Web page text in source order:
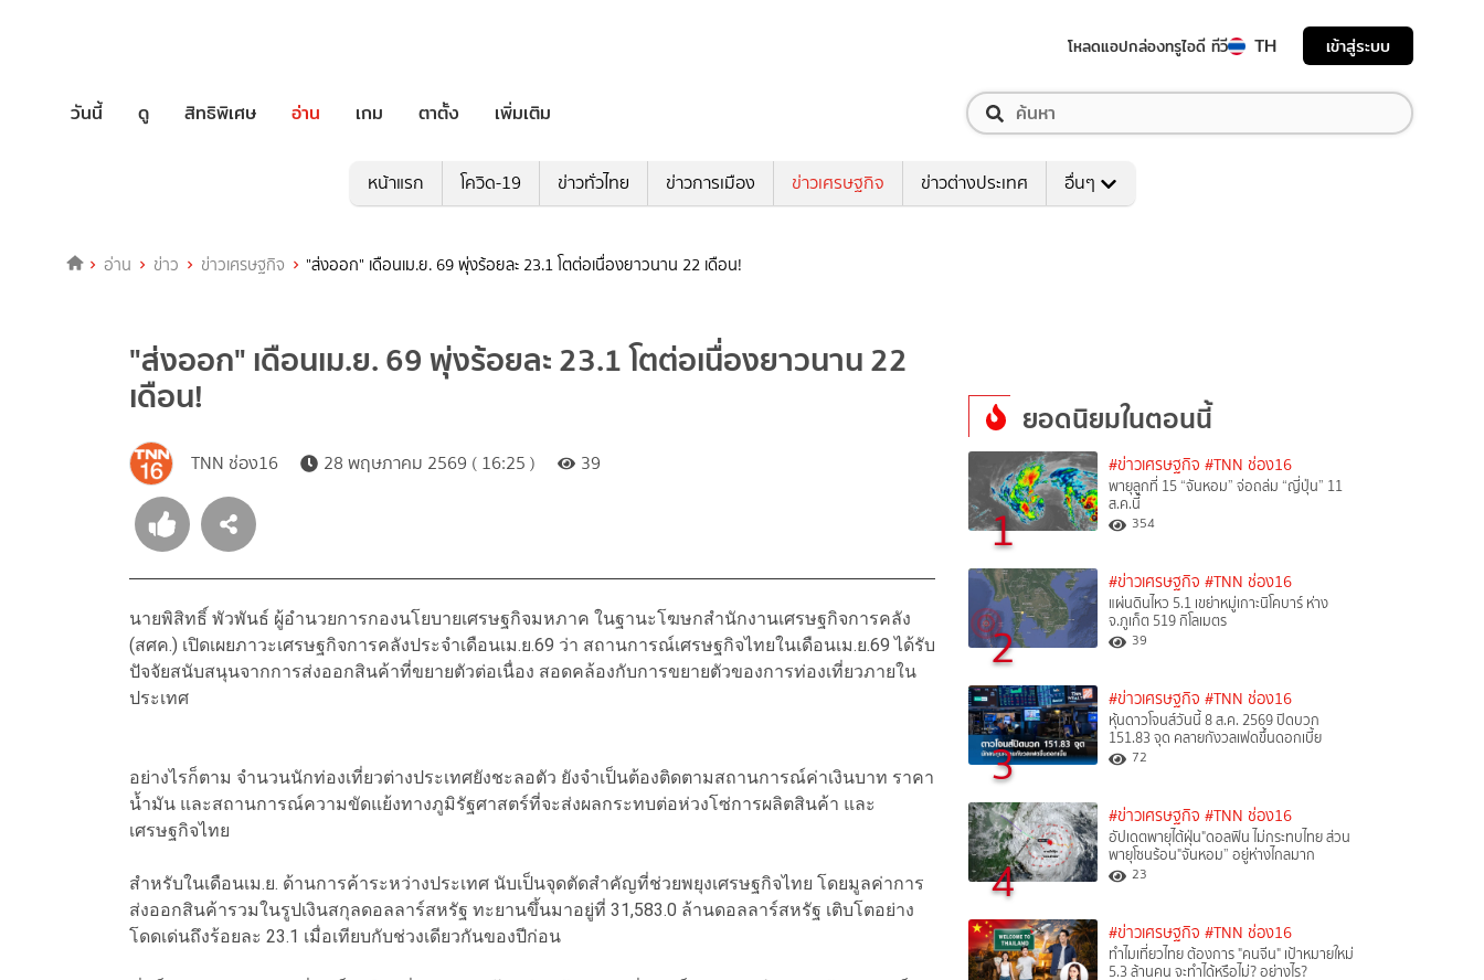
โหลดแอปกล่องทรูไอดี ทีวี TH เข้าสู่ระบบ
วันนี้ ดู สิทธิพิเศษ อ่าน เกม ตาตั้ง เพิ่มเติม
หน้าแรก โควิด-19 ข่าวทั่วไทย ข่าวการเมือง ข่าวเศรษฐกิจ ข่าวต่างประเทศ อื่นๆ
อ่าน ข่าว ข่าวเศรษฐกิจ "ส่งออก" เดือนเม.ย. 69 พุ่งร้อยละ 23.1 โตต่อเนื่องยาวนาน 22 เดือน!
"ส่งออก" เดือนเม.ย. 69 พุ่งร้อยละ 23.1 โตต่อเนื่องยาวนาน 22
เดือน!
TNN ช่อง16 28 พฤษภาคม 2569 ( 16:25 ) 39
นายพิสิทธิ์ พัวพันธ์ ผู้อำนวยการกองนโยบายเศรษฐกิจมหภาค ในฐานะโฆษกสำนักงานเศรษฐกิจการคลัง
(สศค.) เปิดเผยภาวะเศรษฐกิจการคลังประจำเดือนเม.ย.69 ว่า สถานการณ์เศรษฐกิจไทยในเดือนเม.ย.69 ได้รับ
ปัจจัยสนับสนุนจากการส่งออกสินค้าที่ขยายตัวต่อเนื่อง สอดคล้องกับการขยายตัวของการท่องเที่ยวภายใน
ประเทศ
อย่างไรก็ตาม จำนวนนักท่องเที่ยวต่างประเทศยังชะลอตัว ยังจำเป็นต้องติดตามสถานการณ์ค่าเงินบาท ราคา
น้ำมัน และสถานการณ์ความขัดแย้งทางภูมิรัฐศาสตร์ที่จะส่งผลกระทบต่อห่วงโซ่การผลิตสินค้า และ
เศรษฐกิจไทย
สำหรับในเดือนเม.ย. ด้านการค้าระหว่างประเทศ นับเป็นจุดตัดสำคัญที่ช่วยพยุงเศรษฐกิจไทย โดยมูลค่าการ
ส่งออกสินค้ารวมในรูปเงินสกุลดอลลาร์สหรัฐ ทะยานขึ้นมาอยู่ที่ 31,583.0 ล้านดอลลาร์สหรัฐ เติบโตอย่าง
โดดเด่นถึงร้อยละ 23.1 เมื่อเทียบกับช่วงเดียวกันของปีก่อน
ยอดนิยมในตอนนี้
1
#ข่าวเศรษฐกิจ #TNN ช่อง16
พายุลูกที่ 15 “จันหอม” จ่อถล่ม “ญี่ปุ่น” 11
ส.ค.นี้
354
2
#ข่าวเศรษฐกิจ #TNN ช่อง16
แผ่นดินไหว 5.1 เขย่าหมู่เกาะนิโคบาร์ ห่าง
จ.ภูเก็ต 519 กิโลเมตร
39
3
#ข่าวเศรษฐกิจ #TNN ช่อง16
หุ้นดาวโจนส์วันนี้ 8 ส.ค. 2569 ปิดบวก
151.83 จุด คลายกังวลเฟดขึ้นดอกเบี้ย
72
4
#ข่าวเศรษฐกิจ #TNN ช่อง16
อัปเดตพายุไต้ฝุ่น"ดอลฟิน ไม่กระทบไทย ส่วน
พายุโซนร้อน"จันหอม” อยู่ห่างไกลมาก
23
#ข่าวเศรษฐกิจ #TNN ช่อง16
ทำไมเที่ยวไทย ต้องการ "คนจีน" เป้าหมายใหม่
5.3 ล้านคน จะทำได้หรือไม่? อย่างไร?